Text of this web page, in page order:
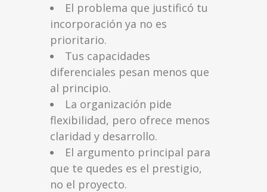
El problema que justificó tu
incorporación ya no es
prioritario.
Tus capacidades
diferenciales pesan menos que
al principio.
La organización pide
flexibilidad, pero ofrece menos
claridad y desarrollo.
El argumento principal para
que te quedes es el prestigio,
no el proyecto.